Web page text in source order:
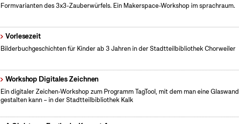
Formvarianten des 3x3-Zauberwürfels. Ein Makerspace-Workshop im sprachraum.
Vorlesezeit
Bilderbuchgeschichten für Kinder ab 3 Jahren in der Stadtteilbibliothek Chorweiler
Workshop Digitales Zeichnen
Ein digitaler Zeichen-Workshop zum Programm TagTool, mit dem man eine Glaswand
gestalten kann – in der Stadtteilbibliothek Kalk